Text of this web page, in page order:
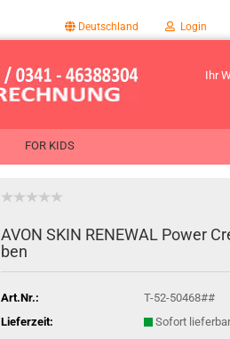
Deutschland Login
Ihr
FOR KIDS
AVON SKIN RE­NE­WAL Power
ben
Art.Nr.:
T-52-50468##
Lieferzeit:
Sofort